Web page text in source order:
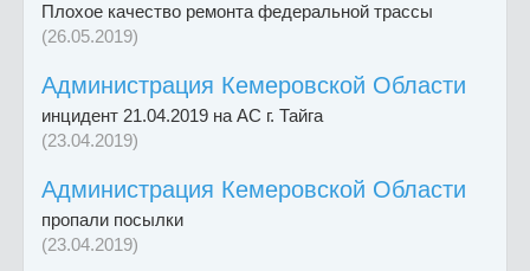
Плохое качество ремонта федеральной трассы
(26.05.2019)
Администрация Кемеровской Области
инцидент 21.04.2019 на АС г. Тайга
(23.04.2019)
Администрация Кемеровской Области
пропали посылки
(23.04.2019)